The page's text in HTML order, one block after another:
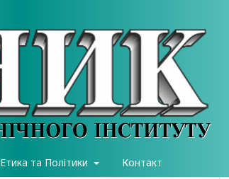
Етика та Політики Контакт